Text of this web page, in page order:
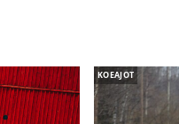
KOEAJOT